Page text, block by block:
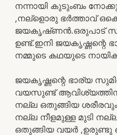
നന്നായി കുടുംബം
,നല്ളൊരു ഭർത്താവ്
ജയകൃഷ്‌ണൻ.ഒരുപാട്
ഉണ്ട്.ഇനി ജയകൃഷ്ണന്റെ
നമ്മുടെ കഥയുടെ
ജയകൃഷ്ണന്റെ ഭാര്യ
വയസുണ്ട്
നല്ല ഒതുങ്ങിയ
നല്ല നീളമുള്ള മുടി
ഒതുങ്ങിയ വയർ